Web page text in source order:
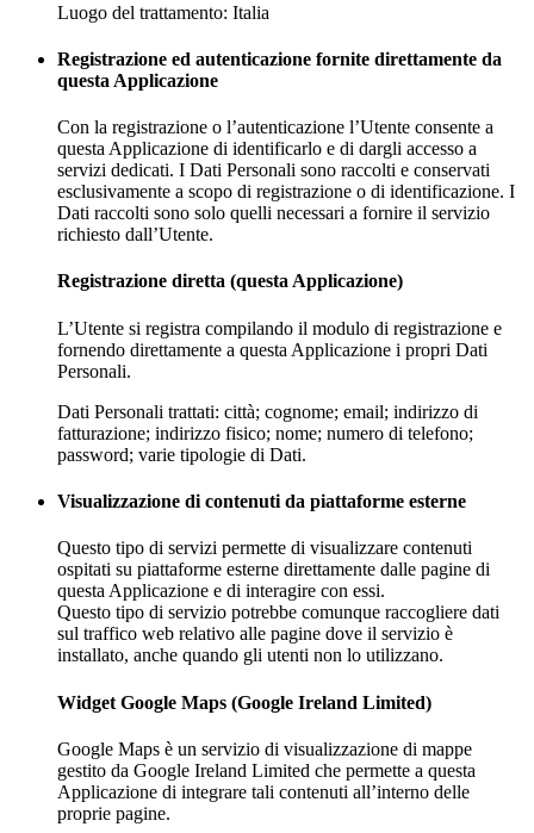
Luogo del trattamento: Italia
Registrazione ed autenticazione fornite direttamente da
questa Applicazione
Con la registrazione o l’autenticazione l’Utente consente a
questa Applicazione di identificarlo e di dargli accesso a
servizi dedicati. I Dati Personali sono raccolti e conservati
esclusivamente a scopo di registrazione o di identificazione. I
Dati raccolti sono solo quelli necessari a fornire il servizio
richiesto dall’Utente.
Registrazione diretta (questa Applicazione)
L’Utente si registra compilando il modulo di registrazione e
fornendo direttamente a questa Applicazione i propri Dati
Personali.
Dati Personali trattati: città; cognome; email; indirizzo di
fatturazione; indirizzo fisico; nome; numero di telefono;
password; varie tipologie di Dati.
Visualizzazione di contenuti da piattaforme esterne
Questo tipo di servizi permette di visualizzare contenuti
ospitati su piattaforme esterne direttamente dalle pagine di
questa Applicazione e di interagire con essi.
Questo tipo di servizio potrebbe comunque raccogliere dati
sul traffico web relativo alle pagine dove il servizio è
installato, anche quando gli utenti non lo utilizzano.
Widget Google Maps (Google Ireland Limited)
Google Maps è un servizio di visualizzazione di mappe
gestito da Google Ireland Limited che permette a questa
Applicazione di integrare tali contenuti all’interno delle
proprie pagine.